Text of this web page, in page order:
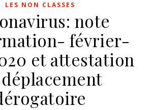
LES NON CLASSES
note
février-
et attestation